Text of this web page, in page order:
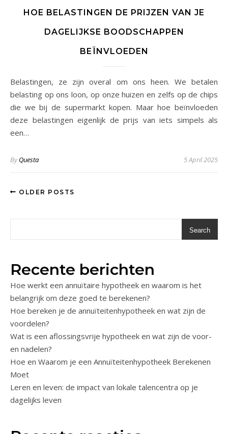
HOE BELASTINGEN DE PRIJZEN VAN JE
DAGELIJKSE BOODSCHAPPEN
BEÏNVLOEDEN
Belastingen, ze zijn overal om ons heen. We betalen
belasting op ons loon, op onze huizen en zelfs op de chips
die we bij de supermarkt kopen. Maar hoe beïnvloeden
deze belastingen eigenlijk de prijs van iets simpels als
een…
ByQuesta 5 April 2025
OLDER POSTS
Search
Recente berichten
Hoe werkt een annuïtaire hypotheek en waarom is het
belangrijk om deze goed te berekenen?
Hoe bereken je de annuïteitenhypotheek en wat zijn de
voordelen?
Wat is een aflossingsvrije hypotheek en wat zijn de voor-
en nadelen?
Hoe en Waarom je een Annuïteitenhypotheek Berekenen
Moet
Leren en leven: de impact van lokale talencentra op je
dagelijks leven